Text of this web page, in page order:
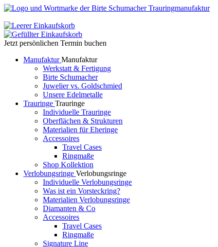
Jetzt persönlichen Termin buchen
Manufaktur Manufaktur
Werkstatt & Fertigung
Birte Schumacher
Juwelier vs. Goldschmied
Unsere Edelmetalle
Trauringe Trauringe
Individuelle Trauringe
Oberflächen & Strukturen
Materialien für Eheringe
Accessoires
Travel Cases
Ringmaße
Shop Kollektion
Verlobungsringe Verlobungsringe
Individuelle Verlobungsringe
Was ist ein Vorsteckring?
Materialien Verlobungsringe
Diamanten & Co
Accessoires
Travel Cases
Ringmaße
Signature Line